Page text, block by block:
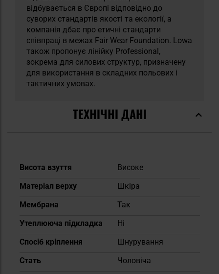
відбувається в Європі відповідно до
суворих стандартів якості та екології, а
компанія дбає про етичні стандарти
співпраці в межах Fair Wear Foundation. Lowa
також пропонує лінійку Professional,
зокрема для силових структур, призначену
для використання в складних польових і
тактичних умовах.
ТЕХНІЧНІ ДАНІ
Докладніше
Висота взуття
Високе
Матеріал верху
Шкіра
Мембрана
Так
Утеплююча підкладка
Ні
Спосіб кріплення
Шнурування
Cтать
Чоловіча